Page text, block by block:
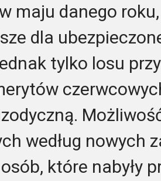
maju danego
dla
tylko losu
według nowych
które nabyły